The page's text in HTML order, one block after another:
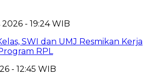
- 19:24 WIB
SWI dan UMJ Resmikan Kerja
RPL
- 12:45 WIB